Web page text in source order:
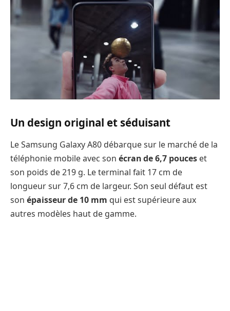
Un design original et séduisant
Le Samsung Galaxy A80 débarque sur le marché de la
téléphonie mobile avec son écran de 6,7 pouces et
son poids de 219 g. Le terminal fait 17 cm de
longueur sur 7,6 cm de largeur. Son seul défaut est
son épaisseur de 10 mm qui est supérieure aux
autres modèles haut de gamme.